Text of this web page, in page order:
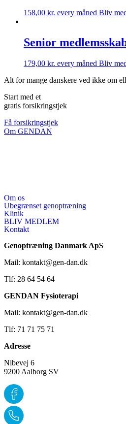
158,00 kr. every måned Bliv
Senior
179,00 kr. every måned Bliv
Alt for mange danskere ved ikke om
Start med et
gratis forsikringstjek
Få forsikringstjek
Om GENDAN
Om os
Ubegrænset genoptræning
Klinik
BLIV MEDLEM
Kontakt
Genoptræning Danmark ApS
Mail: kontakt@gen-dan.dk
Tlf: 28 64 54 64
GENDAN Fysioterapi
Mail: kontakt@gen-dan.dk
Tlf: 71 71 75 71
Adresse
Nibevej 6
9200 Aalborg SV